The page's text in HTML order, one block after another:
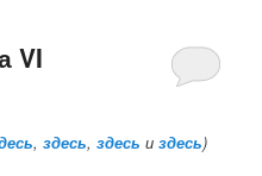
VI
,здесь,здесь издесь)